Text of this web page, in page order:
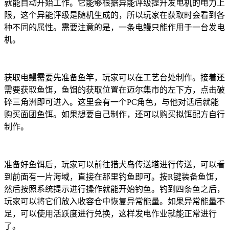
就能自动开始工作。它能够根据异能评级提升发电机的电力上
限，这个异能评级是随机生成的，所以玩家在获取时会看到各
种不同的属性。需要注意的是，一条电鳗只能作用于一台发电
机。
获取电鳗需要先准备鱼竿，玩家可以在工艺台处制作。接着还
需要获取鱼饵，鱼饵的获取位置在迈尔集市的左下方，点击破
碎三角洲即可进入。这里会有一个PC角色，与他对话后就能
购买面团鱼饵。如果想要自己制作，还可以购买拟饵配方自行
制作。
准备好鱼饵后，玩家可以前往猎犬岛传送塔进行传送，可以看
到前面有一片海域，直接在那里钓鱼即可。按R键装备鱼饵，
然后按照系统提示进行操作就能开始钓鱼。钓到四条鱼之后，
玩家可以将它们放入收容仓中恢复异常能量。如果异常能量不
足，可以使用活跃度进行兑换，这样发电作业就能正常进行
了。